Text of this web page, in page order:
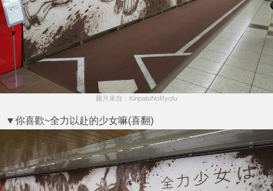
圖片來自：KinpatuNoRyofu
▼你喜歡~全力以赴的少女嘛(喜翻)